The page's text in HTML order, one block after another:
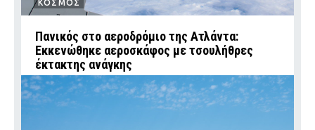
ΚΟΣΜΟΣ
Πανικός στο αεροδρόμιο της Ατλάντα:
Εκκενώθηκε αεροσκάφος με τσουλήθρες
έκτακτης ανάγκης